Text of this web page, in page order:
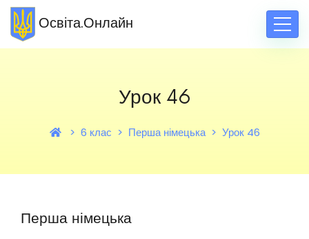
Освіта.Онлайн
Урок 46
6 клас Перша німецька Урок 46
Перша німецька